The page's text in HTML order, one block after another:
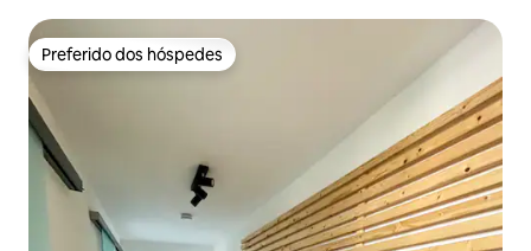
Preferido dos hóspedes
Preferido dos hóspedes